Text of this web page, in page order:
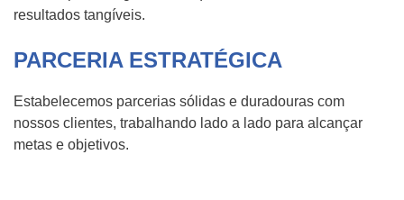
resultados tangíveis.
PARCERIA ESTRATÉGICA
Estabelecemos parcerias sólidas e duradouras com
nossos clientes, trabalhando lado a lado para alcançar
metas e objetivos.